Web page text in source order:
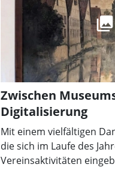
Zwischen
Digitalisierung
Mit einem vielfältigen
die sich im Laufe des
Vereinsaktivitäten